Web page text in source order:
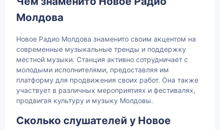
Молдова
Новое Радио Молдова знаменито своим акцентом на
современные музыкальные тренды и поддержку
местной музыки. Станция активно сотрудничает с
молодыми исполнителями, предоставляя им
платформу для продвижения своих работ. Она также
участвует в различных мероприятиях и фестивалях,
продвигая культуру и музыку Молдовы.
Сколько слушателей у Новое